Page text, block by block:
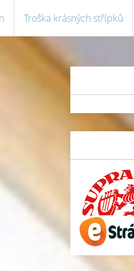
Troška krásných střípků